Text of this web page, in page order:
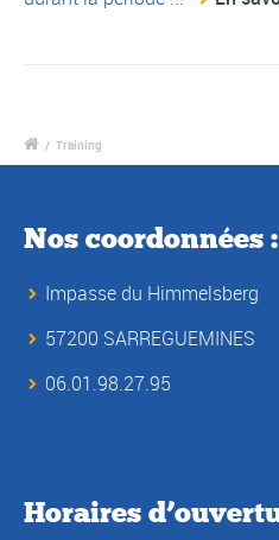
/ Training
Nos coordonnées :
Impasse du Himmelsberg
57200 SARREGUEMINES
06.01.98.27.95
Horaires